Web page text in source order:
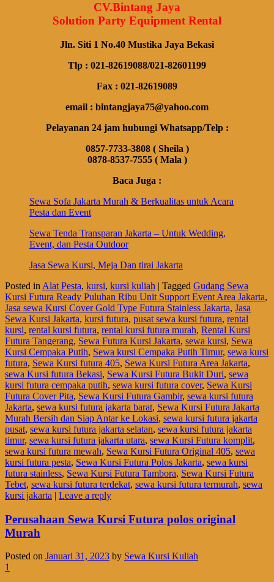
CV.Bintang Jaya
Solution Party Equipment Rental
Jln. Siti 1 No.40 Mustika Jaya Bekasi
Tlp : 021-82619088/021-82601199
Fax : 021-82619089
email : bintangjaya75@yahoo.com
Pelayanan 24 jam hubungi Whatsapp/Telp :
0857-7733-3808 ( Sheila )
0878-8537-7555 ( Mala )
Baca Juga :
Sewa Sofa Jakarta Murah & Berkualitas untuk Acara
Pesta dan Event
Sewa Tenda Transparan Jakarta – Untuk Wedding,
Event, dan Pesta Outdoor
Jasa Sewa Kursi, Meja Dan tirai Jakarta
Posted in Alat Pesta, kursi, kursi kuliah | Tagged Gudang Sewa
Kursi Futura Ready Puluhan Ribu Unit Support Event Area Jakarta,
Jasa sewa Kursi Cover Gold Type Futura Stainless Jakarta, Jasa
Sewa Kursi Jakarta, kursi futura, pusat sewa kursi futura, rental
kursi, rental kursi futura, rental kursi futura murah, Rental Kursi
Futura Tangerang, Sewa Futura Kursi Jakarta, sewa kursi, Sewa
Kursi Cempaka Putih, Sewa kursi Cempaka Putih Timur, sewa kursi
futura, Sewa Kursi futura 405, Sewa Kursi Futura Area Jakarta,
sewa Kursi futura Bekasi, Sewa Kursi Futura Bukit Duri, sewa
kursi futura cempaka putih, sewa kursi futura cover, Sewa Kursi
Futura Cover Pita, Sewa Kursi Futura Gambir, sewa kursi futura
Jakarta, sewa kursi futura jakarta barat, Sewa Kursi Futura Jakarta
Murah Bersih dan Siap Antar ke Lokasi, sewa kursi futura jakarta
pusat, sewa kursi futura jakarta selatan, sewa kursi futura jakarta
timur, sewa kursi futura jakarta utara, sewa Kursi Futura komplit,
sewa kursi futura mewah, Sewa Kursi Futura Original 405, sewa
kursi futura pesta, Sewa Kursi Futura Polos Jakarta, sewa kursi
futura stainless, Sewa Kursi Futura Tambora, Sewa Kursi Futura
Tebet, sewa kursi futura terdekat, sewa kursi futura termurah, sewa
kursi jakarta | Leave a reply
Perusahaan Sewa Kursi Futura polos original
Murah
Posted on Januari 31, 2023 by Sewa Kursi Kuliah
1